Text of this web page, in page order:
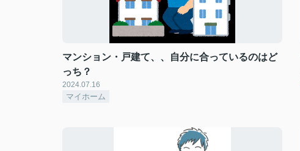
マンション・戸建て、、自分に合っているのはど
っち？
2024.07.16
マイホーム